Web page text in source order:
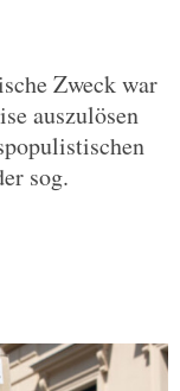
Zweck war
auszulösen
sog.